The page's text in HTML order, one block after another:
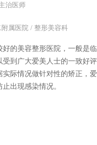
治医师
属医院 / 整形美容科
的美容整形医院，一般是
到广大爱美人士的一致好
际情况做针对性的矫正，
出现感染情况。